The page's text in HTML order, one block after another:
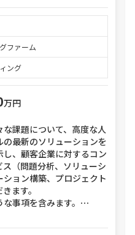
ファーム
ング
万円
課題について、高度な人
最新のソリューションを
し、顧客企業に対するコン
（問題分析、ソリューシ
ション構築、プロジェクト
ます。
事項を含みます。 ⋯